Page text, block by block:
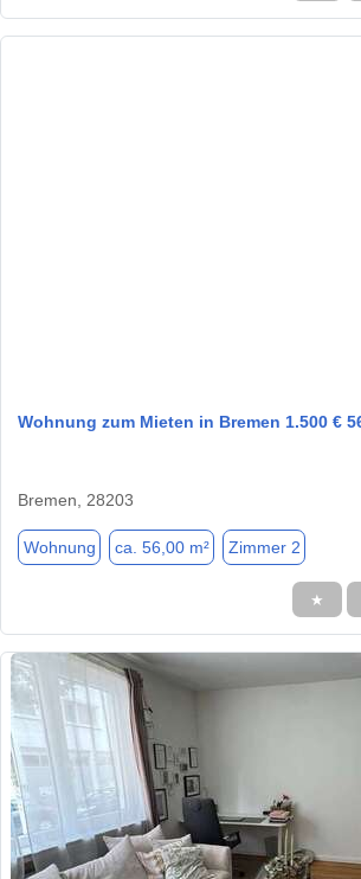
Wohnung zum Mieten in Bremen 1.500 €
Bremen, 28203
Wohnung ca. 56,00 m² Zimmer 2
★